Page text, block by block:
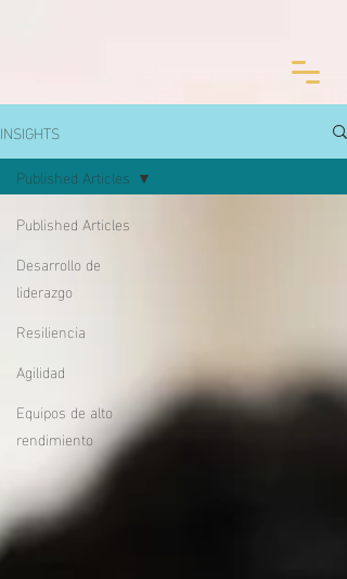
INSIGHTS
Published Articles
Desarrollo de
liderazgo
Resiliencia
Agilidad
Equipos de alto
rendimiento
Published Articles